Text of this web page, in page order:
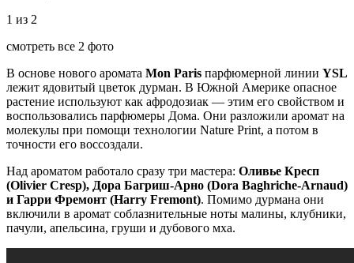
1 из 2
смотреть все 2 фото
В основе нового аромата Mon Paris парфюмерной линии YSL
лежит ядовитый цветок дурман. В Южной Америке опасное
растение используют как афродозиак — этим его свойством и
воспользовались парфюмеры Дома. Они разложили аромат на
молекулы при помощи технологии Nature Print, а потом в
точности его воссоздали.
Над ароматом работало сразу три мастера: Оливье Кресп
(Olivier Cresp), Дора Багриш-Арно (Dora Baghriche-Arnaud)
и Гарри Фремонт (Harry Fremont). Помимо дурмана они
включили в аромат соблазнительные ноты малины, клубники,
пачули, апельсина, груши и дубового мха.